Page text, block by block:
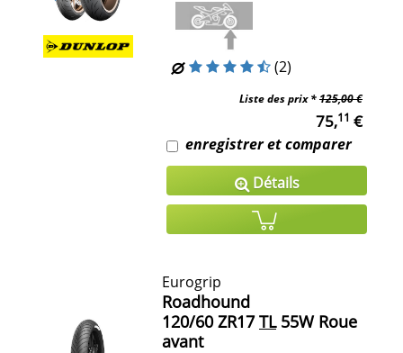
(2)
Liste des prix *125,00 €
75,11 €
enregistrer et comparer
Détails
Eurogrip
Roadhound
120/60 ZR17 TL55W Roue
avant